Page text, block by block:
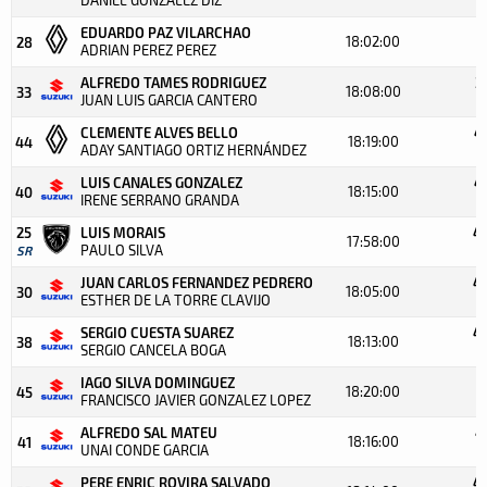
28
EDUARDO PAZ VILARCHAO
ADRIAN PEREZ PEREZ 18:02:00
33
ALFREDO TAMES RODRIGUEZ
JUAN LUIS GARCIA CANTERO 18:08:00
44
CLEMENTE ALVES BELLO
ADAY SANTIAGO ORTIZ HERNÁNDEZ 18:19:00
40
LUIS CANALES GONZALEZ
IRENE SERRANO GRANDA 18:15:00
25
SR
LUIS MORAIS
PAULO SILVA 17:58:00
30
JUAN CARLOS FERNANDEZ PEDRERO
ESTHER DE LA TORRE CLAVIJO 18:05:00
38
SERGIO CUESTA SUAREZ
SERGIO CANCELA BOGA 18:13:00
45
IAGO SILVA DOMINGUEZ
FRANCISCO JAVIER GONZALEZ LOPEZ 18:20:00
41
ALFREDO SAL MATEU
UNAI CONDE GARCIA 18:16:00
PERE ENRIC ROVIRA SALVADO